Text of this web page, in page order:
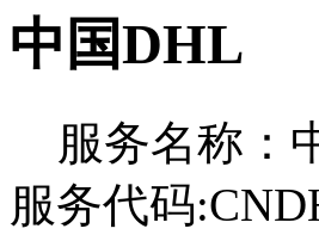
发现比之前几家货
代的价格优惠，以
C**1
想发一批带电池的
中国DHL
服务名称：
服务代码